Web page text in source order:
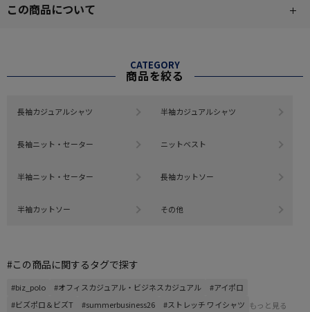
この商品について
CATEGORY
商品を絞る
長袖カジュアルシャツ 半袖カジュアルシャツ
長袖ニット・セーター ニットベスト
半袖ニット・セーター 長袖カットソー
半袖カットソー その他
#この商品に関するタグで探す
#biz_polo #オフィスカジュアル・ビジネスカジュアル
#アイポロ
#ビズポロ＆ビズT
#summerbusiness26 #ストレッチ ワイシャツ もっと見る